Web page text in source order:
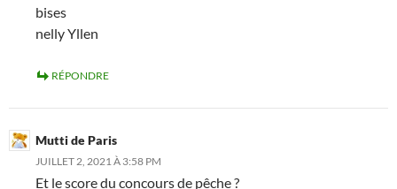
bises
nelly Yllen
RÉPONDRE
Mutti de Paris
JUILLET 2, 2021 À 3:58 PM
Et le score du concours de pêche ?